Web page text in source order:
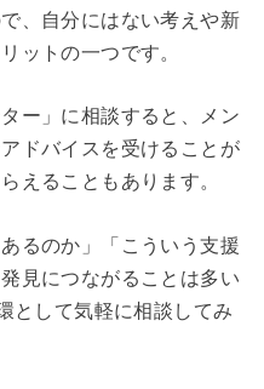
、自分にはない考えや新
ットの一つです。
ー」に相談すると、メン
ドバイスを受けることが
えることもあります。
るのか」「こういう支援
見につながることは多い
として気軽に相談してみ